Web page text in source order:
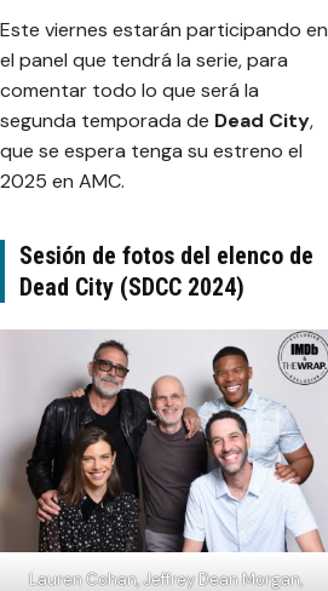
Este viernes estarán participando en
el panel que tendrá la serie, para
comentar todo lo que será la
segunda temporada de Dead City,
que se espera tenga su estreno el
2025 en AMC.
Sesión de fotos del elenco de
Dead City (SDCC 2024)
Lauren Cohan, Jeffrey Dean Morgan,